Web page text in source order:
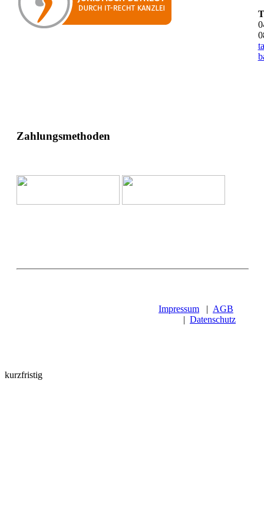
Zahlungsmethoden
Impressum | AGB
| Datenschutz
kurzfristig